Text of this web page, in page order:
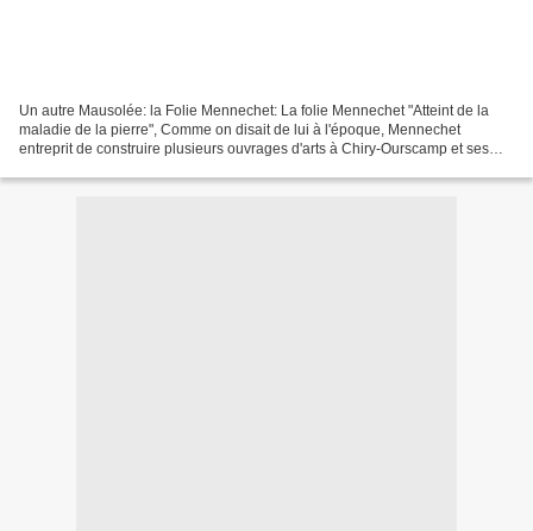
Un autre Mausolée: la Folie Mennechet: La folie Mennechet "Atteint de la
maladie de la pierre", Comme on disait de lui à l'époque, Mennechet
entreprit de construire plusieurs ouvrages d'arts à Chiry-Ourscamp et ses